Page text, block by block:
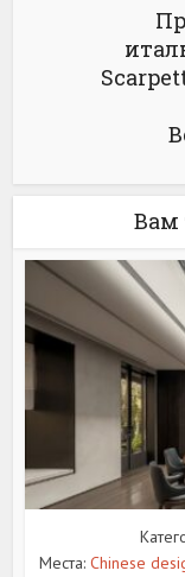
Вам
Места: Chinese